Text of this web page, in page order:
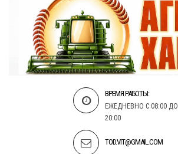
ВРЕМЯ РАБОТЫ:
ЕЖЕДНЕВНО С 08:00 ДО
20:00
TOD.VIT@GMAIL.COM